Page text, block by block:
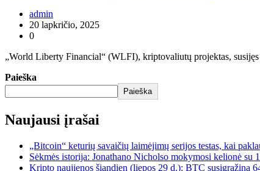
admin
20 lapkričio, 2025
0
„World Liberty Financial“ (WLFI), kriptovaliutų projektas,
Paieška
Paieška
Naujausi įrašai
„Bitcoin“ keturių savaičių laimėjimų serijos testas, kai
Sėkmės istorija: Jonathano Nicholso mokymosi kelionė su
Kripto naujienos šiandien (liepos 29 d.): BTC susigrąžina